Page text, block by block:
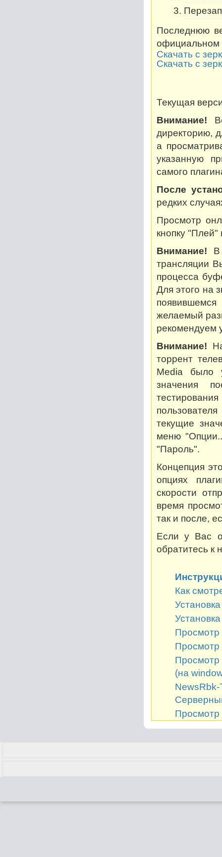
Последнюю
официальном
Скачать с
Скачать с
Текущая
Внимание!
директорию,
а
указанную
самого
После
редких
Просмотр
кнопку
Внимание! В
трансляции
процесса
Для этого на
желаемый
рекомендуем
Внимание!
торрент
Media было
значения
текущие
меню
"Пароль".
Концепция
опциях
скорости
время
так и после,
Если у Вас
обратитесь к
Как
Просмотр
Просмотр
Просмотр
(на
Просмотр